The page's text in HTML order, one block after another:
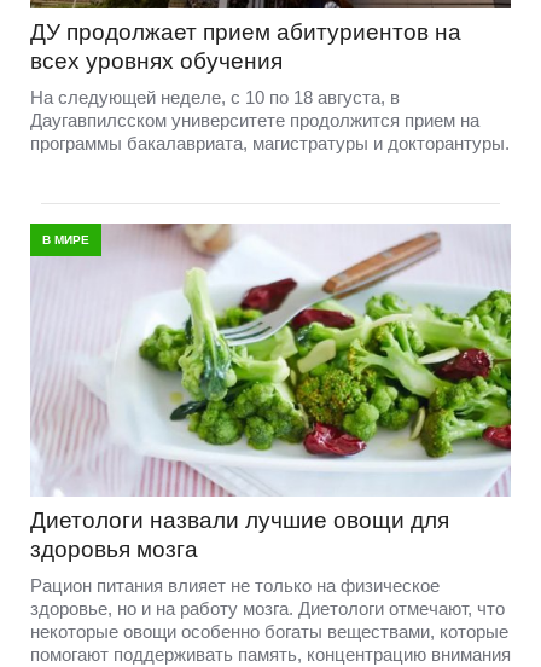
ДУ продолжает прием абитуриентов на
всех уровнях обучения
На следующей неделе, с 10 по 18 августа, в
Даугавпилсском университете продолжится прием на
программы бакалавриата, магистратуры и докторантуры.
В МИРЕ
Диетологи назвали лучшие овощи для
здоровья мозга
Рацион питания влияет не только на физическое
здоровье, но и на работу мозга. Диетологи отмечают, что
некоторые овощи особенно богаты веществами, которые
помогают поддерживать память, концентрацию внимания